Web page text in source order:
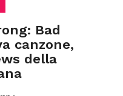
Bad
canzone,
della